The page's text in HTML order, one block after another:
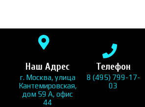
Наш Адрес
г. Москва, улица
Кантемировская,
дом 59 А, офис
44
Телефон
8 (495) 799-17-
03